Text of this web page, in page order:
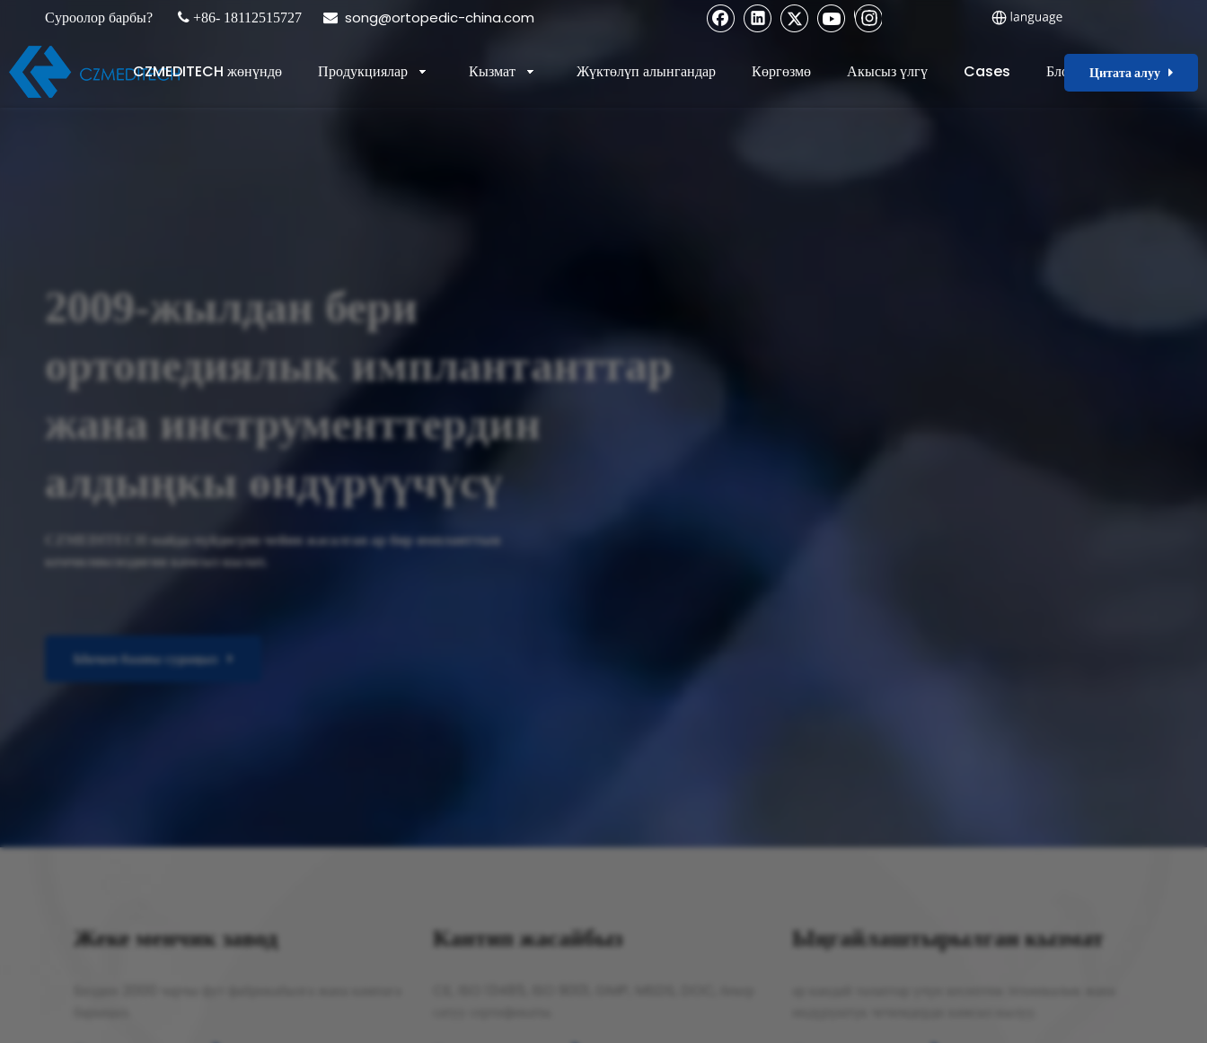
Суроолор барбы?  +86- 18112515727  song@ortopedic-china.com
CZMEDITECH жөнүндө Продукциялар Кызмат Жүктөлүп алынгандар Көргөзмө Акысыз үлгү Cases Блог Цитата алуу
2009-жылдан бери
ортопедиялык имплантанттар
жана инструменттердин
алдыңкы өндүрүүчүсү
CZMEDITECH майда-чүйдөсүнө чейин жасалган ар бир импланттын
кемчиликсиздигин камсыз кылат.
Ыкчам бааны сураңыз
Жеке менчик завод Кантип жасайбыз Ыңгайлаштырылган кызмат